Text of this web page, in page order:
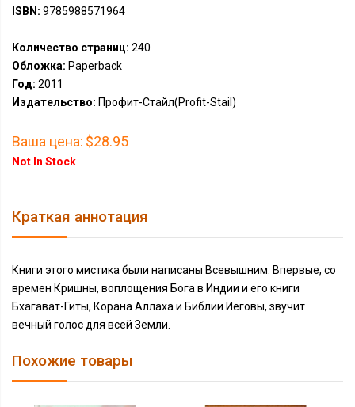
ISBN: 9785988571964
Количество страниц: 240
Обложка: Paperback
Год: 2011
Издательство: Профит-Стайл(Profit-Stail)
Ваша цена: $28.95
Not In Stock
Краткая аннотация
Книги этого мистика были написаны Всевышним. Впервые, со
времен Кришны, воплощения Бога в Индии и его книги
Бхагават-Гиты, Корана Аллаха и Библии Иеговы, звучит
вечный голос для всей Земли.
Похожие товары